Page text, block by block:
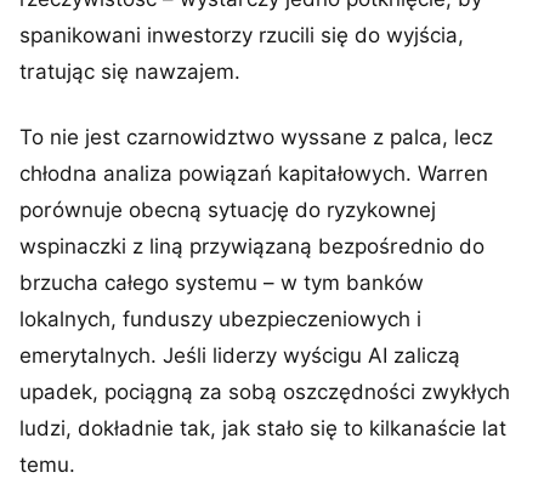
spanikowani inwestorzy rzucili się do wyjścia,
tratując się nawzajem.
To nie jest czarnowidztwo wyssane z palca, lecz
chłodna analiza powiązań kapitałowych. Warren
porównuje obecną sytuację do ryzykownej
wspinaczki z liną przywiązaną bezpośrednio do
brzucha całego systemu – w tym banków
lokalnych, funduszy ubezpieczeniowych i
emerytalnych. Jeśli liderzy wyścigu AI zaliczą
upadek, pociągną za sobą oszczędności zwykłych
ludzi, dokładnie tak, jak stało się to kilkanaście lat
temu.